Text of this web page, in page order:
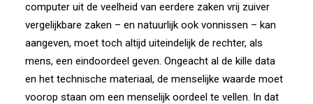
computer uit de veelheid van eerdere zaken vrij zuiver
vergelijkbare zaken – en natuurlijk ook vonnissen – kan
aangeven, moet toch altijd uiteindelijk de rechter, als
mens, een eindoordeel geven. Ongeacht al de kille data
en het technische materiaal, de menselijke waarde moet
voorop staan om een menselijk oordeel te vellen. In dat